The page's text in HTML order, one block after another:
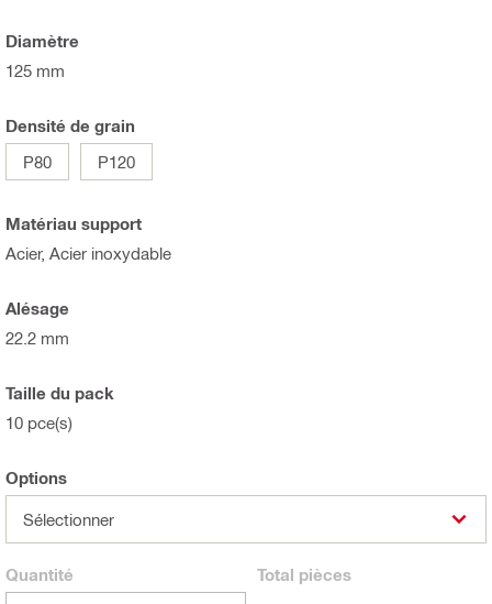
Diamètre
125 mm
Densité de grain
P80
P120
Matériau support
Acier, Acier inoxydable
Alésage
22.2 mm
Taille du pack
10 pce(s)
Options
Sélectionner
Quantité Total pièces